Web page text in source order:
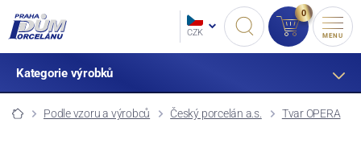
CZK
0
MENU
Kategorie výrobků
Podle vzoru a výrobců Český porcelán a.s. Tvar OPERA